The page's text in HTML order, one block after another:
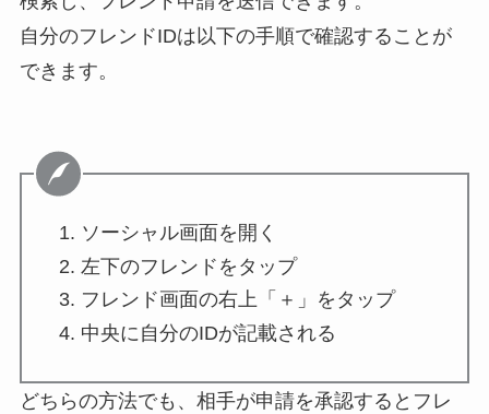
自分のフレンドIDは以下の手順で確認することが
できます。
ソーシャル画面を開く
左下のフレンドをタップ
フレンド画面の右上「＋」をタップ
中央に自分のIDが記載される
どちらの方法でも、相手が申請を承認するとフレ